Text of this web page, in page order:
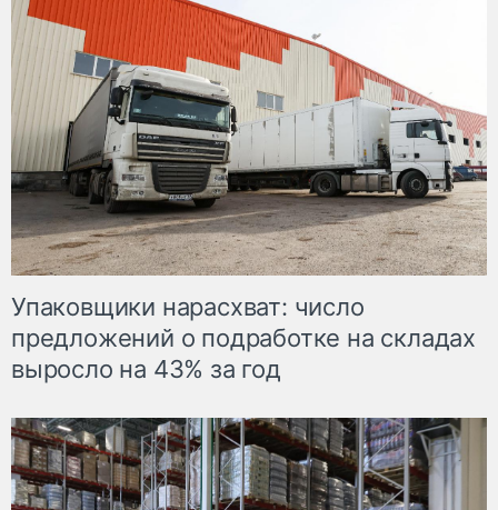
Упаковщики нарасхват: число
предложений о подработке на складах
выросло на 43% за год